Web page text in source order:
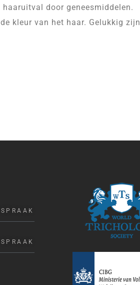
door geneesmiddelen.
kleur van het haar. Gelukkig zijn